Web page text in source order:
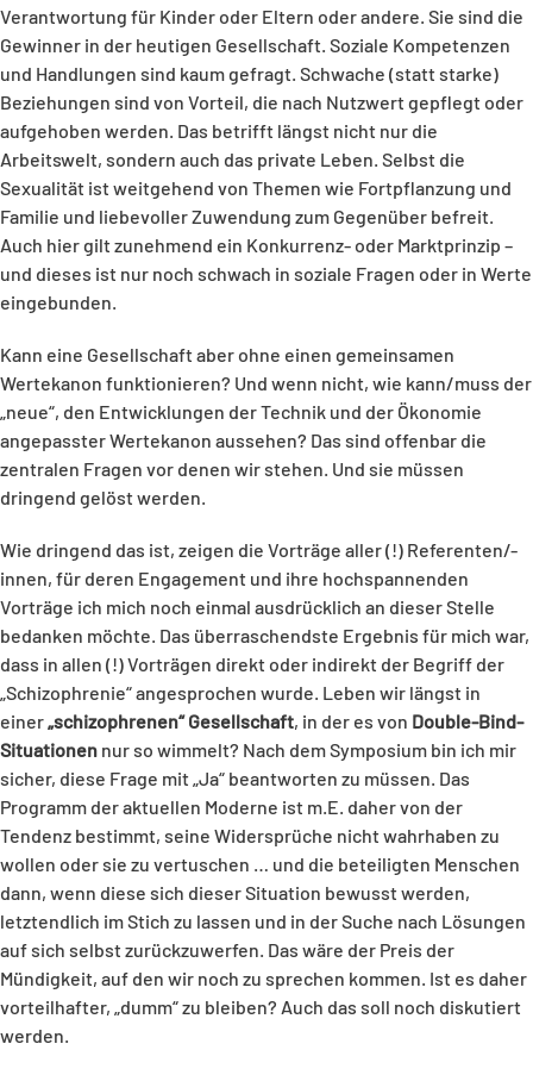
Verantwortung für Kinder oder Eltern oder andere. Sie sind die
Gewinner in der heutigen Gesellschaft. Soziale Kompetenzen
und Handlungen sind kaum gefragt. Schwache (statt starke)
Beziehungen sind von Vorteil, die nach Nutzwert gepflegt oder
aufgehoben werden. Das betrifft längst nicht nur die
Arbeitswelt, sondern auch das private Leben. Selbst die
Sexualität ist weitgehend von Themen wie Fortpflanzung und
Familie und liebevoller Zuwendung zum Gegenüber befreit.
Auch hier gilt zunehmend ein Konkurrenz- oder Marktprinzip –
und dieses ist nur noch schwach in soziale Fragen oder in Werte
eingebunden.
Kann eine Gesellschaft aber ohne einen gemeinsamen
Wertekanon funktionieren? Und wenn nicht, wie kann/muss der
„neue“, den Entwicklungen der Technik und der Ökonomie
angepasster Wertekanon aussehen? Das sind offenbar die
zentralen Fragen vor denen wir stehen. Und sie müssen
dringend gelöst werden.
Wie dringend das ist, zeigen die Vorträge aller (!) Referenten/-
innen, für deren Engagement und ihre hochspannenden
Vorträge ich mich noch einmal ausdrücklich an dieser Stelle
bedanken möchte. Das überraschendste Ergebnis für mich war,
dass in allen (!) Vorträgen direkt oder indirekt der Begriff der
„Schizophrenie“ angesprochen wurde. Leben wir längst in
einer„schizophrenen“ Gesellschaft, in der es von Double-Bind-
Situationen nur so wimmelt? Nach dem Symposium bin ich mir
sicher, diese Frage mit „Ja“ beantworten zu müssen. Das
Programm der aktuellen Moderne ist m.E. daher von der
Tendenz bestimmt, seine Widersprüche nicht wahrhaben zu
wollen oder sie zu vertuschen … und die beteiligten Menschen
dann, wenn diese sich dieser Situation bewusst werden,
letztendlich im Stich zu lassen und in der Suche nach Lösungen
auf sich selbst zurückzuwerfen. Das wäre der Preis der
Mündigkeit, auf den wir noch zu sprechen kommen. Ist es daher
vorteilhafter, „dumm“ zu bleiben? Auch das soll noch diskutiert
werden.